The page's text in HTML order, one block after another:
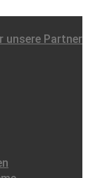
Partner